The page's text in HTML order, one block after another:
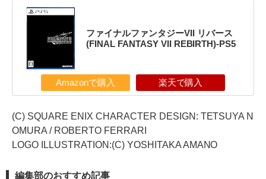
ファイナルファンタジーVII リバース
(FINAL FANTASY VII REBIRTH)-PS5
Amazonで購入 楽天で購入
(C) SQUARE ENIX CHARACTER DESIGN: TETSUYA N
OMURA / ROBERTO FERRARI
LOGO ILLUSTRATION:(C) YOSHITAKA AMANO
編集部のおすすめ記事